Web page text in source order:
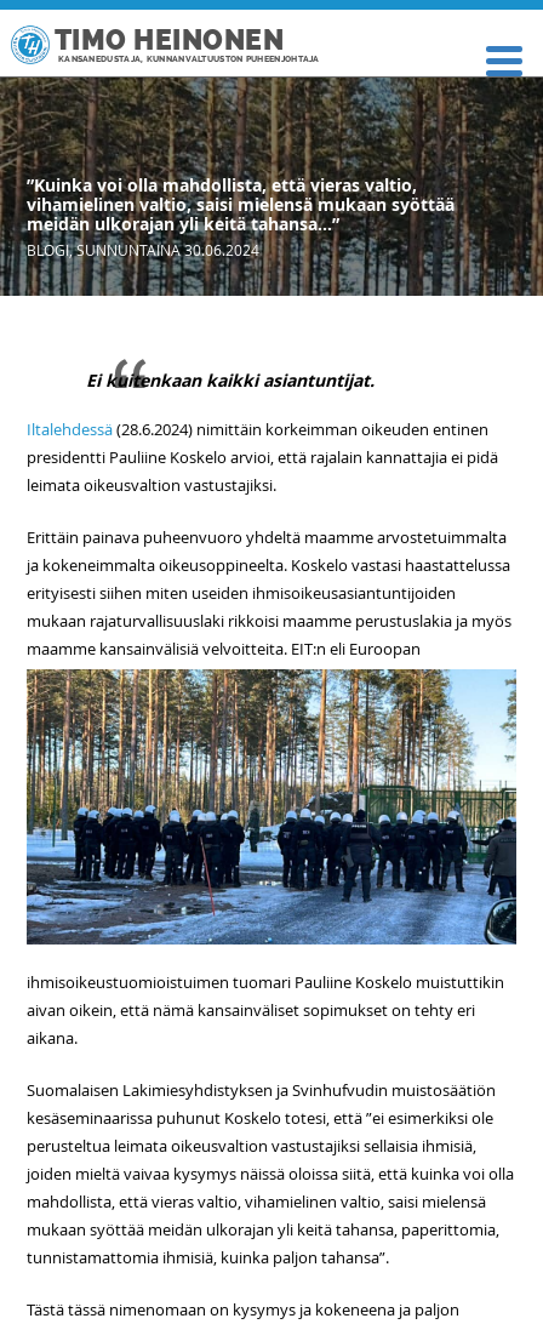
TIMO HEINONEN
KANSANEDUSTAJA, KUNNANVALTUUSTON PUHEENJOHTAJA
”Kuinka voi olla mahdollista, että vieras valtio,
vihamielinen valtio, saisi mielensä mukaan syöttää
meidän ulkorajan yli keitä tahansa…”
BLOGI,SUNNUNTAINA 30.06.2024
Ei kuitenkaan kaikki asiantuntijat.
Iltalehdessä(28.6.2024) nimittäin korkeimman oikeuden entinen
presidentti Pauliine Koskelo arvioi, että rajalain kannattajia ei pidä
leimata oikeusvaltion vastustajiksi.
Erittäin painava puheenvuoro yhdeltä maamme arvostetuimmalta
ja kokeneimmalta oikeusoppineelta. Koskelo vastasi haastattelussa
erityisesti siihen miten useiden ihmisoikeusasiantuntijoiden
mukaan rajaturvallisuuslaki rikkoisi maamme perustuslakia ja myös
maamme kansainvälisiä velvoitteita. EIT:neli Euroopan
ihmisoikeustuomioistuimen tuomari Pauliine Koskelo muistuttikin
aivan oikein, että nämä kansainväliset sopimukset on tehty eri
aikana.
Suomalaisen Lakimiesyhdistyksen ja Svinhufvudin muistosäätiön
kesäseminaarissa puhunut Koskelo totesi, että ”ei esimerkiksi ole
perusteltua leimata oikeusvaltion vastustajiksi sellaisia ihmisiä,
joiden mieltä vaivaa kysymys näissä oloissa siitä, että kuinka voi olla
mahdollista, että vieras valtio, vihamielinen valtio, saisi mielensä
mukaan syöttää meidän ulkorajan yli keitä tahansa, paperittomia,
tunnistamattomia ihmisiä, kuinka paljon tahansa”.
Tästä tässä nimenomaan on kysymys ja kokeneena ja paljon